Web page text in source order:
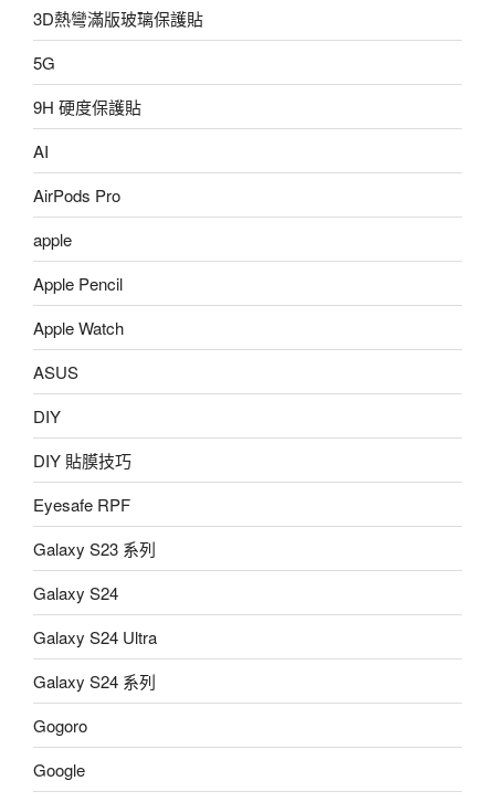
3D熱彎滿版玻璃保護貼
5G
9H 硬度保護貼
AI
AirPods Pro
apple
Apple Pencil
Apple Watch
ASUS
DIY
DIY 貼膜技巧
Eyesafe RPF
Galaxy S23 系列
Galaxy S24
Galaxy S24 Ultra
Galaxy S24 系列
Gogoro
Google